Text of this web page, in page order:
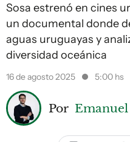
Sosa estrenó en cines
un documental donde
aguas uruguayas y
diversidad oceánica
16 de agosto 2025 5:00 hs
Por